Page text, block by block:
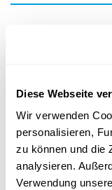
Diese Webseite
Wir verwenden
personalisieren,
zu können und die
analysieren.
Verwendung
Mr Science